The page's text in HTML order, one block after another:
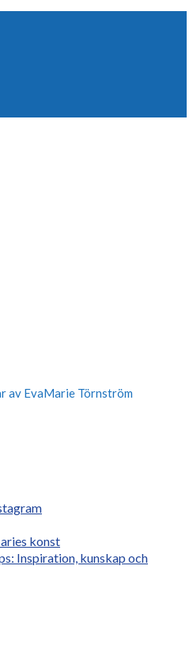
av EvaMarie Törnström
konst
Inspiration, kunskap och